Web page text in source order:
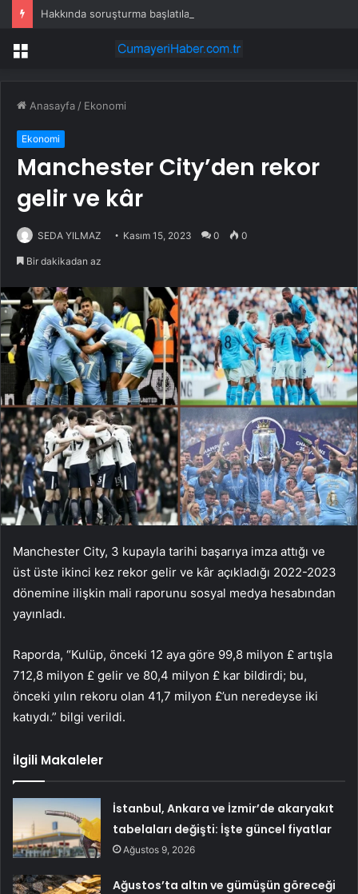
Menü
Anasayfa / Ekonomi
Ekonomi
Manchester City’den rekor
gelir ve kâr
SEDA YILMAZ Kasım 15, 2023 0 0
Bir dakikadan az
Manchester City, 3 kupayla tarihi başarıya imza attığı ve
üst üste ikinci kez rekor gelir ve kâr açıkladığı 2022-2023
dönemine ilişkin mali raporunu sosyal medya hesabından
yayınladı.
Raporda, “Kulüp, önceki 12 aya göre 99,8 milyon £ artışla
712,8 milyon £ gelir ve 80,4 milyon £ kar bildirdi; bu,
önceki yılın rekoru olan 41,7 milyon £’un neredeyse iki
katıydı.” bilgi verildi.
İlgili Makaleler
İstanbul, Ankara ve İzmir’de akaryakıt
tabelaları değişti: İşte güncel fiyatlar
Ağustos 9, 2026
Ağustos’ta altın ve gümüşün göreceği